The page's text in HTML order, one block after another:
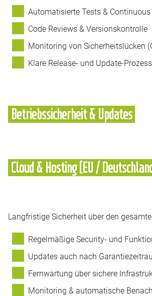
Automatisierte Tests &
Code Reviews & Versionskontrolle
Monitoring von Sicherheitslücken
Klare Release- und Update-
Betriebssicherheit & Updates
Cloud & Hosting (EU /
Langfristige Sicherheit über den
Regelmäßige Security- und
Updates auch nach
Fernwartung über sichere
Monitoring & automatische